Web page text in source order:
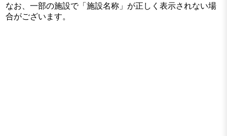
なお、一部の施設で「施設名称」が正しく表示されない場
合がございます。